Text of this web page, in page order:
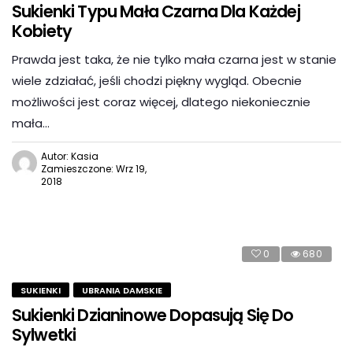
Sukienki Typu Mała Czarna Dla Każdej
Kobiety
Prawda jest taka, że nie tylko mała czarna jest w stanie
wiele zdziałać, jeśli chodzi piękny wygląd. Obecnie
możliwości jest coraz więcej, dlatego niekoniecznie
mała…
Autor: Kasia
Zamieszczone: Wrz 19,
2018
0 680
SUKIENKI UBRANIA DAMSKIE
Sukienki Dzianinowe Dopasują Się Do
Sylwetki